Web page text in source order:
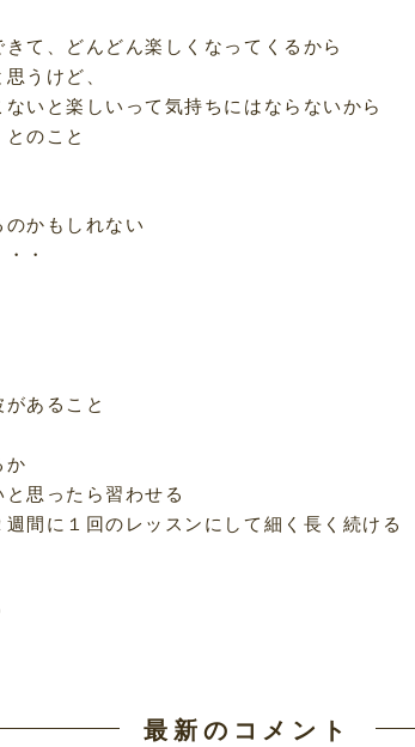
て、どんどん楽しくなってくるから
うけど、
いと楽しいって気持ちにはならないから
のこと
かもしれない
・
あること
か
思ったら習わせる
間に１回のレッスンにして細く長く続ける
最新のコメント